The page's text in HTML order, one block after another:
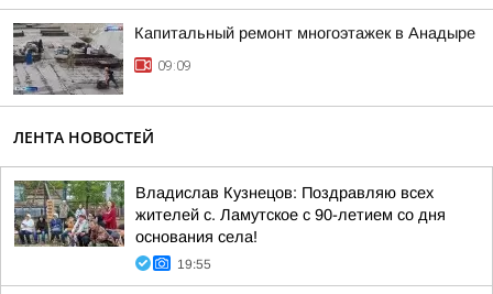
Капитальный ремонт многоэтажек в Анадыре
09:09
ЛЕНТА НОВОСТЕЙ
Владислав Кузнецов: Поздравляю всех
жителей с. Ламутское с 90-летием со дня
основания села!
19:55